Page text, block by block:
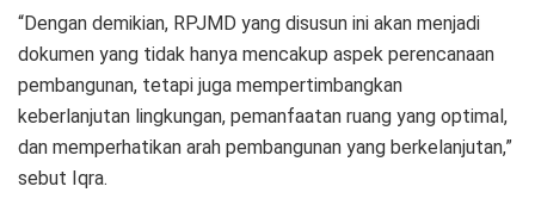
“Dengan demikian, RPJMD yang disusun ini akan menjadi
dokumen yang tidak hanya mencakup aspek perencanaan
pembangunan, tetapi juga mempertimbangkan
keberlanjutan lingkungan, pemanfaatan ruang yang optimal,
dan memperhatikan arah pembangunan yang berkelanjutan,”
sebut Iqra.